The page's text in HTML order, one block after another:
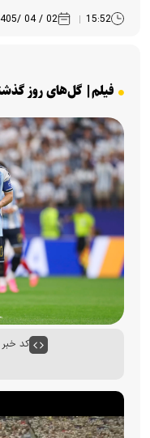
15:52
02 / 04 /1405
فیلم| گل‌های روز گذشته
کد خبر :